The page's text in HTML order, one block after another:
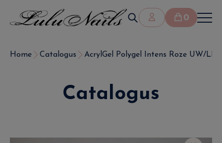
0
Home Catalogus AcrylGel Polygel Intens Roze UW/
Catalogus